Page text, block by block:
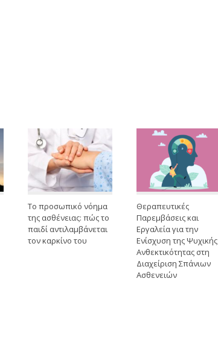
Το προσωπικό νόημα
της ασθένειας: πώς το
παιδί αντιλαμβάνεται
τον καρκίνο του
Θεραπευτικές
Παρεμβάσεις και
Εργαλεία για την
Ενίσχυση της Ψυχικής
Ανθεκτικότητας στη
Διαχείριση Σπάνιων
Ασθενειών